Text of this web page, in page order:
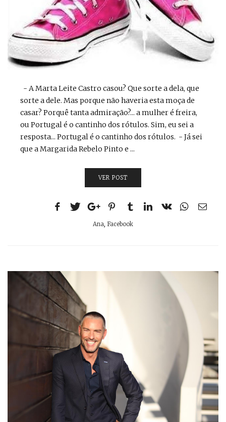
- A Marta Leite Castro casou? Que sorte a dela, que
sorte a dele. Mas porque não haveria esta moça de
casar? Porquê tanta admiração?... a mulher é freira,
ou Portugal é o cantinho dos rótulos. Sim, eu sei a
resposta... Portugal é o cantinho dos rótulos. - Já sei
que a Margarida Rebelo Pinto e ...
VER POST
Ana, Facebook